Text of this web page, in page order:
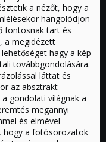
a nézőt, hogy a
hangolódjon
fontosnak tart és
a megidézett
hagy a kép
továbbgondolására.
láttat és
az absztrakt
gondolati világnak a
megannyi
és elmével
hogy a fotósorozatok